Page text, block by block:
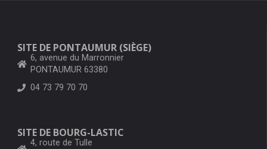
SITE DE PONTAUMUR (SIÈGE)
6, avenue du Marronnier
PONTAUMUR 63380
04 73 79 70 70
SITE DE BOURG-LASTIC
4, route de Tulle